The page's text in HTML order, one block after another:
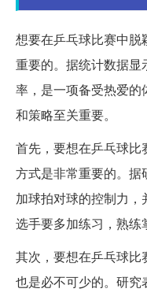
想要在乒乓球比赛中
重要的。据统计数据显
率，是一项备受热爱
和策略至关重要。
首先，要想在乒乓球
方式是非常重要的。
加球拍对球的控制力
选手要多加练习，熟练
其次，要想在乒乓球
也是必不可少的。研